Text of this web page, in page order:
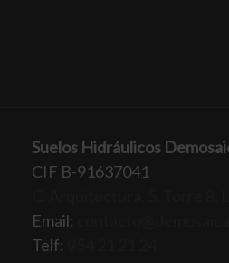
Suelos Hidráulicos
CIF B-91637041
Email:
Telf: